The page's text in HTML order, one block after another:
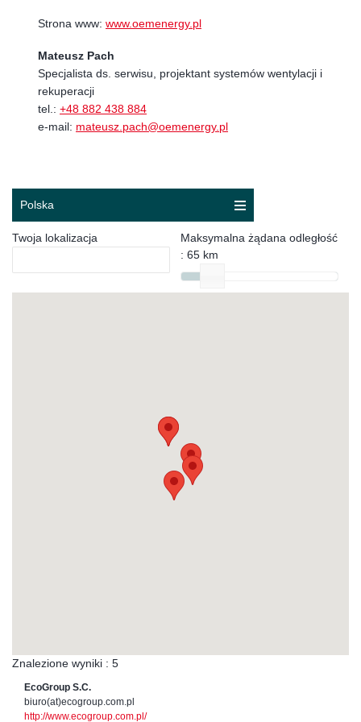
Strona www: www.oemenergy.pl
Mateusz Pach
Specjalista ds. serwisu, projektant systemów wentylacji i
rekuperacji
tel.: +48 882 438 884
e-mail: mateusz.pach@oemenergy.pl
Twoja lokalizacja
Maksymalna żądana odległość
: 65 km
Znalezione wyniki : 5
EcoGroup S.C.
biuro(at)ecogroup.com.pl
http://www.ecogroup.com.pl/